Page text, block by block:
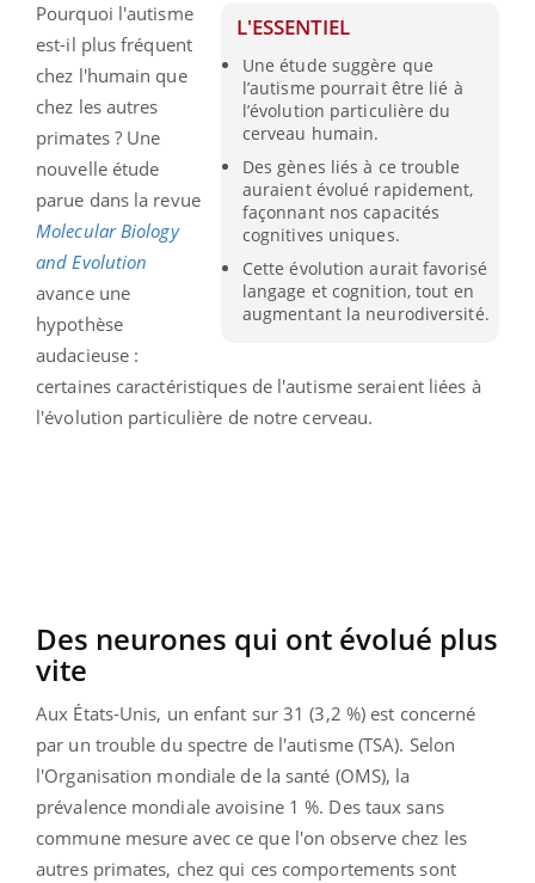
L'ESSENTIEL
Une étude suggère que
l’autisme pourrait être lié à
l’évolution particulière du
cerveau humain.
Des gènes liés à ce trouble
auraient évolué rapidement,
façonnant nos capacités
cognitives uniques.
Cette évolution aurait favorisé
langage et cognition, tout en
augmentant la neurodiversité.
Pourquoi l'autisme
est-il plus fréquent
chez l'humain que
chez les autres
primates ? Une
nouvelle étude
parue dans la revue
Molecular Biology
and Evolution
avance une
hypothèse
audacieuse :
certaines caractéristiques de l'autisme seraient liées à
l'évolution particulière de notre cerveau.
Des neurones qui ont évolué plus
vite
Aux États-Unis, un enfant sur 31 (3,2 %) est concerné
par un trouble du spectre de l'autisme (TSA). Selon
l'Organisation mondiale de la santé (OMS), la
prévalence mondiale avoisine 1 %. Des taux sans
commune mesure avec ce que l'on observe chez les
autres primates, chez qui ces comportements sont